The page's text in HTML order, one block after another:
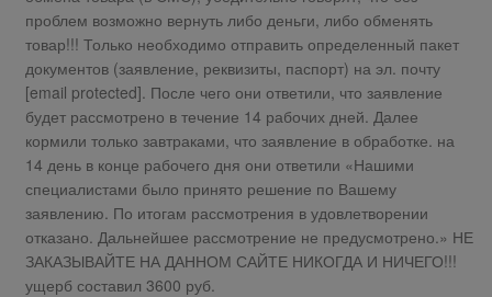
проблем возможно вернуть либо деньги, либо обменять
товар!!! Только необходимо отправить определенный пакет
документов (заявление, реквизиты, паспорт) на эл. почту
[email protected]. После чего они ответили, что заявление
будет рассмотрено в течение 14 рабочих дней. Далее
кормили только завтраками, что заявление в обработке. на
14 день в конце рабочего дня они ответили «Нашими
специалистами было принято решение по Вашему
заявлению. По итогам рассмотрения в удовлетворении
отказано. Дальнейшее рассмотрение не предусмотрено.» НЕ
ЗАКАЗЫВАЙТЕ НА ДАННОМ САЙТЕ НИКОГДА И НИЧЕГО!!!
ущерб составил 3600 руб.